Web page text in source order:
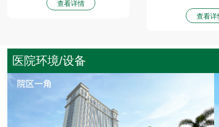
查看详情
这一节日激励着广
扬护理事业的光
的认识和
查看详
医院环境/设备